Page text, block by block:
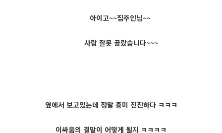
아이고~~집주인님~~
사람 잘못 골랐습니다~~~
옆에서 보고있는데 정말 흥미 진진하다 ㅋㅋㅋ
이싸움의 결말이 어떻게 될지 ㅋㅋㅋㅋ